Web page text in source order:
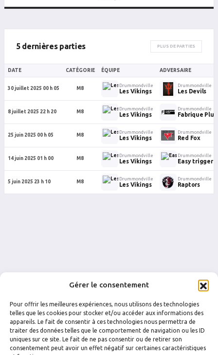
Gérer le consentement
Pour offrir les meilleures expériences, nous utilisons des technologies
telles que les cookies pour stocker et/ou accéder aux informations des
appareils. Le fait de consentir à ces technologies nous permettra de
traiter des données telles que le comportement de navigation ou les ID
uniques sur ce site. Le fait de ne pas consentir ou de retirer son
consentement peut avoir un effet négatif sur certaines caractéristiques
5 dernières parties PLUS DE PARTIES
DATE CATÉGORIE ÉQUIPE ADVERSAIRE
30 juillet 2025 00 h 05 M8
Drummondville
Les Vikings
Drummondville
Les Devils
8 juillet 2025 22 h 20 M8
Drummondville
Les Vikings
Drummondville
Fabrique Plus
25 juin 2025 00 h 05 M8
Drummondville
Les Vikings
Drummondville
Red Fox
14 juin 2025 01 h 00 M8
Drummondville
Les Vikings
Drummondville
Easy trigger
5 juin 2025 23 h 10 M8
Drummondville
Les Vikings
Drummondville
Raptors
FACEBOOK INSTAGRAM